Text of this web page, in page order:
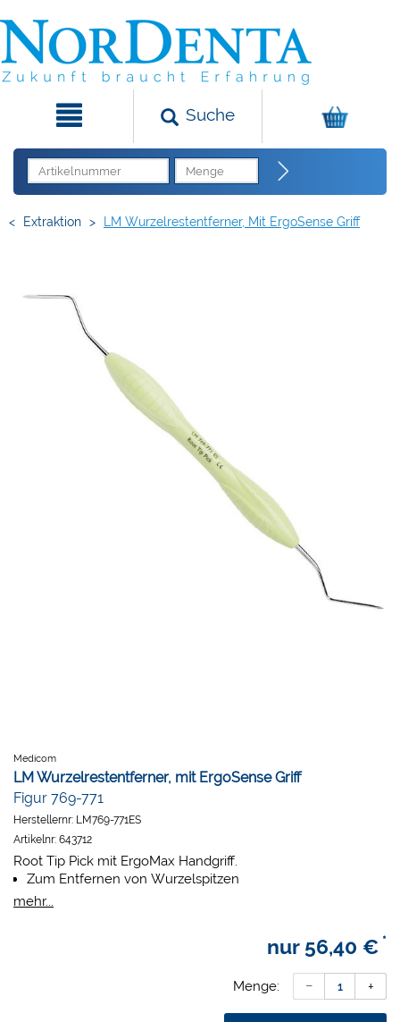
Suche
< Extraktion > LM Wurzelrestentferner, Mit ErgoSense Griff
Medicom
LM Wurzelrestentferner, mit ErgoSense Griff
Figur 769-771
Herstellernr: LM769-771ES
Artikelnr: 643712
Root Tip Pick mit ErgoMax Handgriff.
Zum Entfernen von Wurzelspitzen
Eignet sich für schwer erreichbare Bereich
mehr...
nur 56,40 € *
Menge: